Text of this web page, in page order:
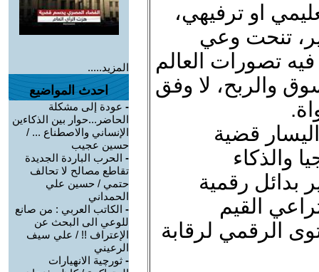
او ترفيهي،
تنحت وعي
تصورات العالم
والربح، لا وفق
قضية
والذكاء
بدائل رقمية
القيم
الرقمي لرقابة
المزيد.....
احدث المواضيع
- عودة إلى مشكلة
الحاضر...حوار بين الذكاءين
الإنساني والاصطناع ... /
حسين عجيب
- الحرب الباردة الجديدة
تقاطع مصالح لا تحالف
حتمي / حسين علي
الحمداني
- الكاتب العربي : من صانع
للوعي الى البحث عن
الإعتراف !! / علي سيف
الرعيني
- ثورچية الانهيارات